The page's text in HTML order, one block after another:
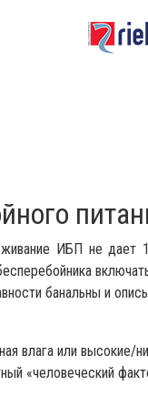
ИБП не
банальны и
влага или высокие/
«человеческий